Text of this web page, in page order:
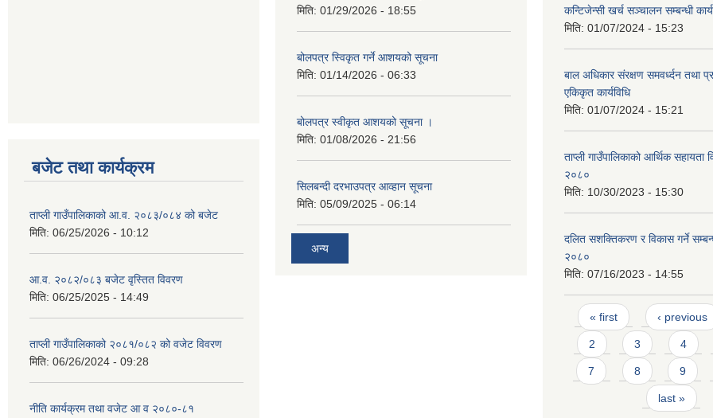
बजेट तथा कार्यक्रम
ताप्ली गाउँपालिकाको आ.व. २०८३/०८४ को बजेट
मिति: 06/25/2026 - 10:12
आ.व. २०८२/०८३ बजेट वृस्तित विवरण
मिति: 06/25/2025 - 14:49
ताप्ली गाउँपालिकाको २०८१/०८२ को वजेट विवरण
मिति: 06/26/2024 - 09:28
नीति कार्यक्रम तथा वजेट आ व २०८०-८१
मिति: 01/29/2026 - 18:55
बोलपत्र स्विकृत गर्ने आशयको सूचना
मिति: 01/14/2026 - 06:33
बोलपत्र स्वीकृत आशयको सूचना ।
मिति: 01/08/2026 - 21:56
सिलबन्दी दरभाउपत्र आव्हान सूचना
मिति: 05/09/2025 - 06:14
अन्य
कन्टिजेन्सी खर्च सञ्चालन सम्बन्धी
मिति: 01/07/2024 - 15:23
बाल अधिकार संरक्षण समवर्ध्दन तथा
एकिकृत कार्यविधि
मिति: 01/07/2024 - 15:21
ताप्ली गाउँपालिकाको आर्थिक सहायता
२०८०
मिति: 10/30/2023 - 15:30
दलित सशक्तिकरण र विकास गर्ने
२०८०
मिति: 07/16/2023 - 14:55
Pages
« first ‹ previous
2 3 4
7 8 9
last »